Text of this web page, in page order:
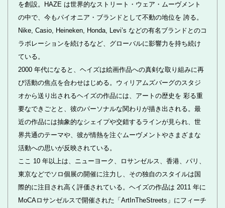
を創設。HAZE は世界的なストリート・ウェア・ムーヴメント
の中で、今もパイオニア・ブランドとして不動の地位を 誇る。
Nike, Casio, Heineken, Honda, Levi’s などの有名ブランドとのコ
ラボレーションを続けるなど、グローバルに影響力を持ち続け
ている。
2000 年代になると、ヘイズは絵画作品への真剣な取り組みに再
び活動の焦点を合わせはじめる。ウィリアムズバーグのスタジ
オから送り出されるヘイズの作品には、アートの歴史を 彩る重
要なできごとと、彼のパーソナルな関わりが描き出される。最
近の作品には抽象的なシェイプや交錯するラインが見られ、世
界共通のテーマや、彼が情熱を注ぐムーヴメントやさまざまな
活動への思いが反映されている。
ここ 10 年以上は、ニューヨーク、ロサンゼルス、香港、パリ、
東京などでソロ個展の開催に注力し、その独自のスタイルは国
際的に注目され高く評価されている。ヘイズの作品は 2011 年に
MoCAロサンゼルスで開催された「ArtInTheStreets」にフィーチ